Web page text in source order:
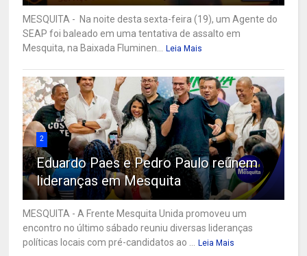
MESQUITA - Na noite desta sexta-feira (19), um Agente do
SEAP foi baleado em uma tentativa de assalto em
Mesquita, na Baixada Fluminen... Leia Mais
2
Eduardo Paes e Pedro Paulo reúnem
lideranças em Mesquita
MESQUITA - A Frente Mesquita Unida promoveu um
encontro no último sábado reuniu diversas lideranças
políticas locais com pré-candidatos ao ... Leia Mais